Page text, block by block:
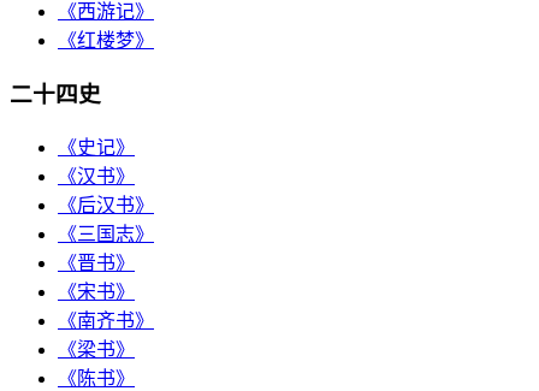
《西游记》
《红楼梦》
二十四史
《史记》
《汉书》
《后汉书》
《三国志》
《晋书》
《宋书》
《南齐书》
《梁书》
《陈书》